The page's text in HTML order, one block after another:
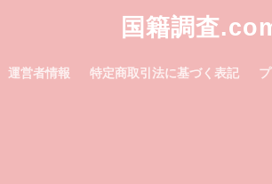
国籍調査
運営者情報 特定商取引法に基づく表記